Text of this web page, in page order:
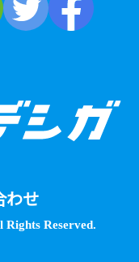
わせ
Reserved.